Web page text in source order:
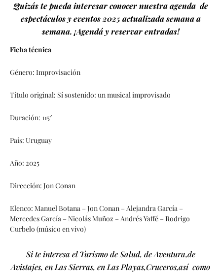
Quizás te pueda interesar conocer nuestra agenda de
espectáculos y eventos 2025 actualizada semana a
semana. ¡Agendá y reservar entradas!
Ficha técnica
Género: Improvisación
Título original: Sí sostenido: un musical improvisado
Duración: 115′
País: Uruguay
Año: 2025
Dirección: Jon Conan
Elenco: Manuel Botana – Jon Conan – Alejandra García –
Mercedes García – Nicolás Muñoz – Andrés Yaffé – Rodrigo
Curbelo (músico en vivo)
Si te interesa el Turismo de Salud, de Aventura,de
Avistajes, en Las Sierras, en Las Playas,Cruceros,así como